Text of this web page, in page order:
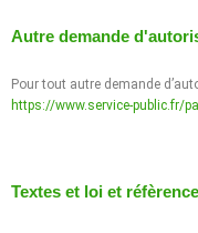
Autre demande
Pour tout autre demande
https://www.service-public.fr/
Textes et loi et